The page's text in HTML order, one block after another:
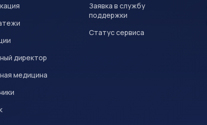
директор
медицина
Заявка в службу
поддержки
Статус сервиса